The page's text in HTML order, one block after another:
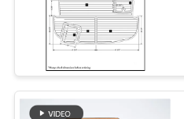
अनुरोध
साइटमैप